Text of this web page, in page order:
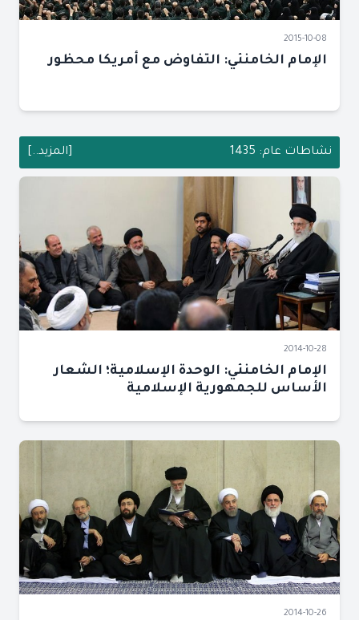
2015-10-08
الإمام الخامنئي: التفاوض مع أمريكا محظور
نشاطات عام: 1435 [المزيد..]
2014-10-28
الإمام الخامنئي: الوحدة الإسلامية؛ الشعار
الأساس للجمهورية الإسلامية
2014-10-26